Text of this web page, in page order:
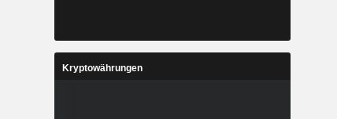
Kryptowährungen